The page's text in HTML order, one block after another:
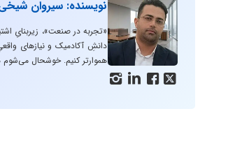
   
نویسنده: سیروان
دانشِ آکادمیک و نیازهای
هموارتر کنیم. خوشحال می‌شوم